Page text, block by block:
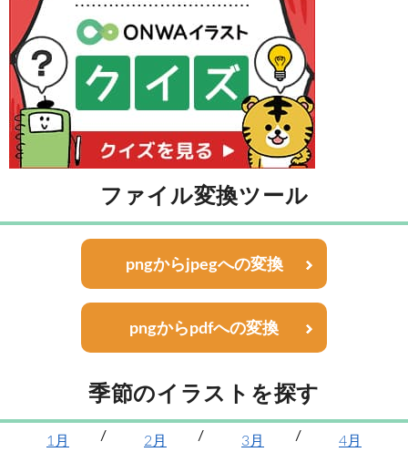
ファイル変換ツール
pngからjpegへの変換
pngからpdfへの変換
季節のイラストを探す
1月 2月 3月
4月